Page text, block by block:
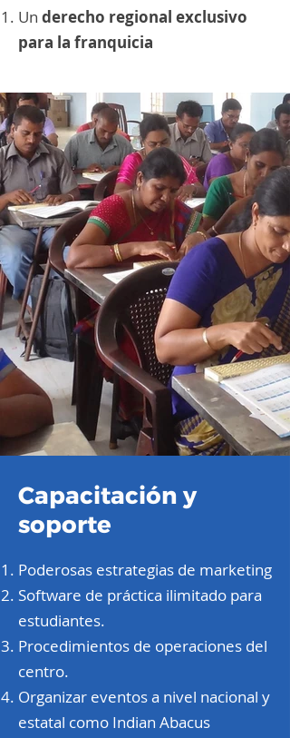
Un derecho regional exclusivo
para la franquicia
Capacitación y
soporte
Poderosas estrategias de marketing
Software de práctica ilimitado para
estudiantes.
Procedimientos de operaciones del
centro.
Organizar eventos a nivel nacional y
estatal como Indian Abacus